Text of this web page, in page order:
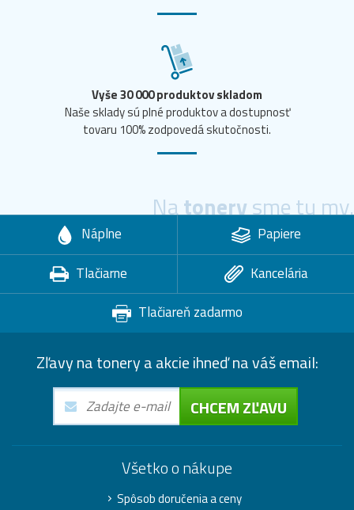
Vyše 30 000 produktov skladom
Naše sklady sú plné produktov a dostupnosť
tovaru 100% zodpovedá skutočnosti.
Natonerysme tu my.
Náplne
Papiere
Tlačiarne
Kancelária
Tlačiareň zadarmo
Zľavy na tonery a akcie ihneď na váš email:
CHCEM ZĽAVU
Všetko o nákupe
Spôsob doručenia a ceny